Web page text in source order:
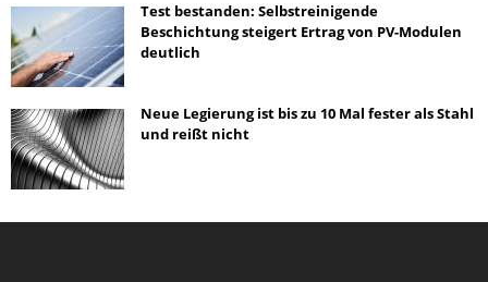
Test bestanden: Selbstreinigende
Beschichtung steigert Ertrag von PV-Modulen
deutlich
Neue Legierung ist bis zu 10 Mal fester als Stahl
und reißt nicht